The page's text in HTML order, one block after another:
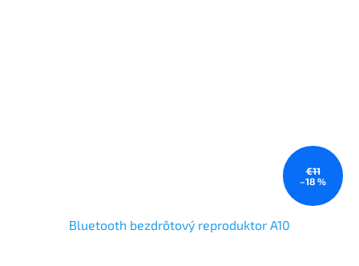
€11
–18 %
Bluetooth bezdrôtový reproduktor A10